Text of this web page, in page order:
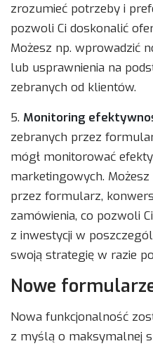
zrozumieć potrzeby i
pozwoli Ci doskonalić
Możesz np. wprowadzić
lub usprawnienia na
zebranych od klientów.
5. Monitoring
zebranych przez
mógł monitorować
marketingowych.
przez formularz,
zamówienia, co pozwoli
z inwestycji w
swoją strategię w razie
Nowe
Nowa funkcjonalność
z myślą o maksymalnej